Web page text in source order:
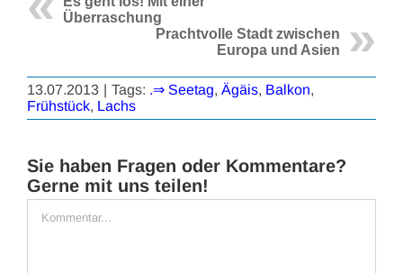
Überraschung
Prachtvolle Stadt zwischen
Europa und Asien
13.07.2013 | Tags: .⇒ Seetag, Ägäis, Balkon,
Frühstück, Lachs
Sie haben Fragen oder Kommentare?
Gerne mit uns teilen!